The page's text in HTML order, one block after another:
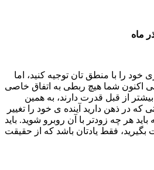
خود را با منطق تان توجیه کنید، اما
اکنون شما هیچ ربطی به اتفاق خاصی
از قبل قدرت دارند، به همین
که در ذهن دارید آینده ی خود را تغییر
هر چه زودتر با آن روبرو شوید. باید
فقط یادتان باشد که از حقیقت